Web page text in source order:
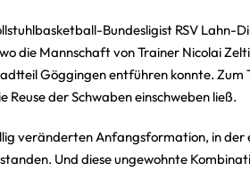
Bundesligist RSV Lahn-
die Mannschaft von Trainer Nicolai
Göggingen entführen konnte. Zum
der Schwaben einschweben ließ.
veränderten Anfangsformation, in der
Und diese ungewohnte